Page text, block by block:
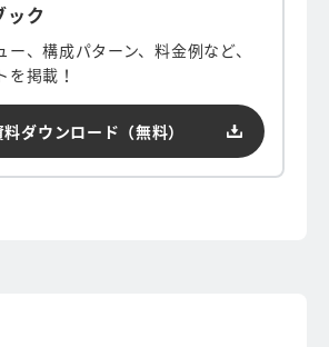
ック
ー、構成パターン、料金例など、
を掲載！
料ダウンロード（無料）